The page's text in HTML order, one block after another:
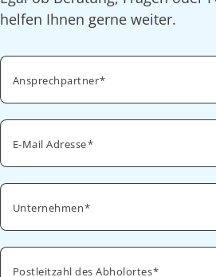
helfen Ihnen gerne weiter.
Ansprechpartner
E-Mail Adresse
Unternehmen
Postleitzahl des Abholortes